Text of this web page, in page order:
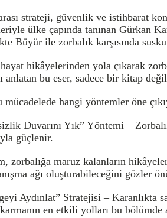
strateji, güvenlik ve istihbarat
ülke çapında tanınan Gürkan
Büyür ile zorbalık karşısında
hikâyelerinden yola çıkarak
anlatan bu eser, sadece bir kitap
mücadelede hangi yöntemler öne
Duvarını Yık” Yöntemi –
güçlenir.
zorbalığa maruz kalanların
ağı oluşturabileceğini gözler
Aydınlat” Stratejisi – Karanlıkta
en etkili yolları bu bölümde